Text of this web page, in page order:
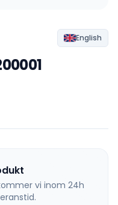
English
vi inom 24h